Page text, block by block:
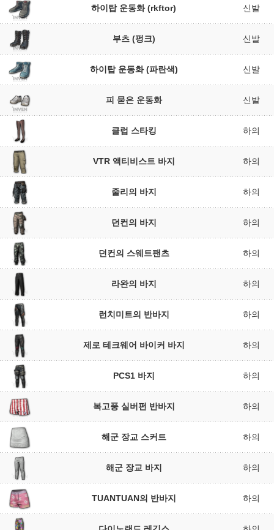
하이탑 운동화 (rkftor) 신발
부츠 (펑크) 신발
하이탑 운동화 (파란색) 신발
피 묻은 운동화 신발
클럽 스타킹 하의
VTR 액티비스트 바지 하의
줄리의 바지 하의
던컨의 바지 하의
던컨의 스웨트팬츠 하의
라완의 바지 하의
런치미트의 반바지 하의
제로 테크웨어 바이커 바지 하의
PCS1 바지 하의
복고풍 실버펀 반바지 하의
해군 장교 스커트 하의
해군 장교 바지 하의
TUANTUAN의 반바지 하의